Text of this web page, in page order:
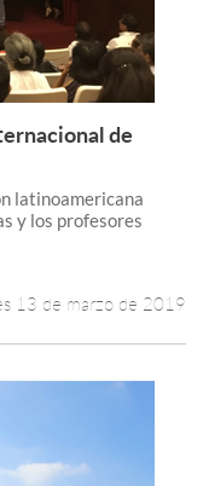
Leer más +
de
latinoamericana
y los profesores
13 de marzo de 2019